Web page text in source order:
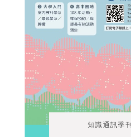
知識通訊季刊